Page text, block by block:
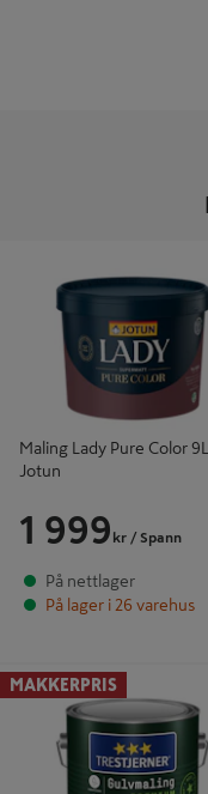
Maling Lady Pure Color
Jotun
1 999 kr / Spann
På nettlager
På lager i 26 varehus
Gulvmaling Trestjerner
Silkematt 2,7L - Scanox
MAKKERPRIS